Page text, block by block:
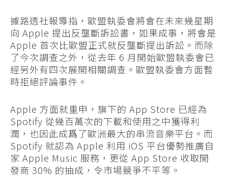
據路透社報導指，歐盟執委會將會在未來幾星期
向 Apple 提出反壟斷訴訟書，如果成事，將會是
Apple 首次比歐盟正式就反壟斷提出訴訟。而除
了今次調查之外，從去年 6 月開始歐盟執委會已
經另外有四次展開相關調查。歐盟執委會方面暫
時拒絕評論事件。
Apple 方面就重申，旗下的 App Store 已經為
Spotify 從幾百萬次的下載和使用之中獲得利
潤，也因此成爲了歐洲最大的串流音樂平台。而
Spotify 就認為 Apple 利用 iOS 平台優勢推廣自
家 Apple Music 服務，更從 App Store 收取開
發商 30% 的抽成，令市場競爭不平等。